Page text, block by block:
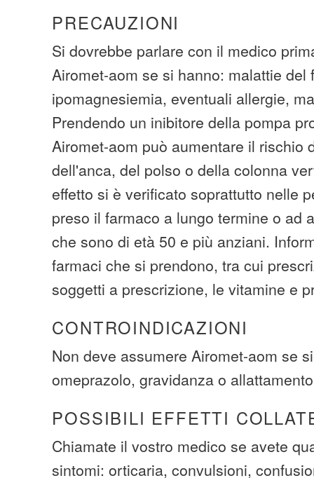
PRECAUZIONI
Si dovrebbe parlare con il medico
Airomet-aom se si hanno: malattie del
ipomagnesiemia, eventuali allergie,
Prendendo un inibitore della pompa
Airomet-aom può aumentare il rischio
dell'anca, del polso o della colonna
effetto si è verificato soprattutto nelle
preso il farmaco a lungo termine o ad
che sono di età 50 e più anziani.
farmaci che si prendono, tra cui
soggetti a prescrizione, le vitamine e
CONTROINDICAZIONI
Non deve assumere Airomet-aom se
omeprazolo, gravidanza o
POSSIBILI EFFETTI
Chiamate il vostro medico se avete
sintomi: orticaria, convulsioni,